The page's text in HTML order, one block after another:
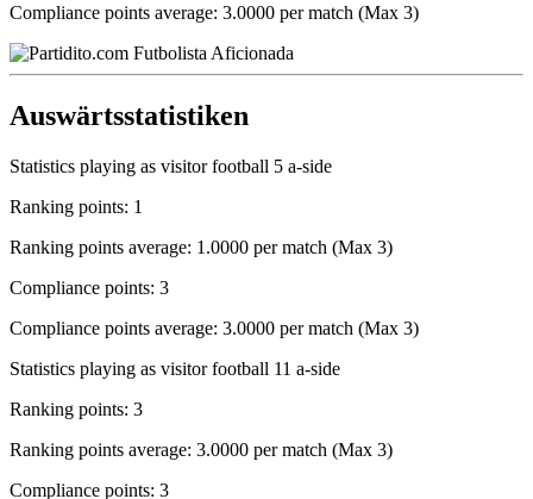
Compliance points average: 3.0000 per match (Max 3)
Auswärtsstatistiken
Statistics playing as visitor football 5 a-side
Ranking points: 1
Ranking points average: 1.0000 per match (Max 3)
Compliance points: 3
Compliance points average: 3.0000 per match (Max 3)
Statistics playing as visitor football 11 a-side
Ranking points: 3
Ranking points average: 3.0000 per match (Max 3)
Compliance points: 3